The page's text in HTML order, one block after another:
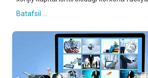
Batafsil ...